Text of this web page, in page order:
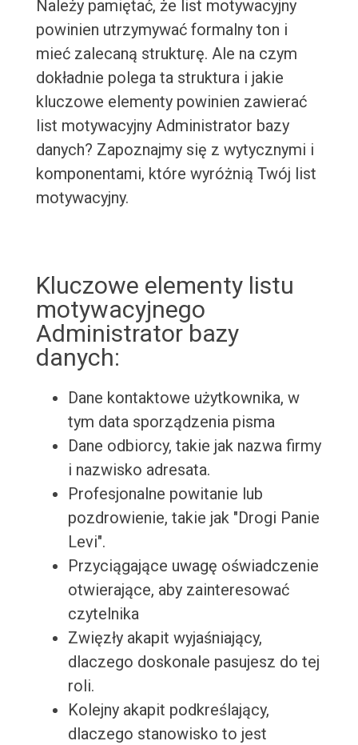
Należy pamiętać, że list motywacyjny
powinien utrzymywać formalny ton i
mieć zalecaną strukturę. Ale na czym
dokładnie polega ta struktura i jakie
kluczowe elementy powinien zawierać
list motywacyjny Administrator bazy
danych? Zapoznajmy się z wytycznymi i
komponentami, które wyróżnią Twój list
motywacyjny.
Kluczowe elementy listu
motywacyjnego
Administrator bazy
danych:
Dane kontaktowe użytkownika, w
tym data sporządzenia pisma
Dane odbiorcy, takie jak nazwa firmy
i nazwisko adresata.
Profesjonalne powitanie lub
pozdrowienie, takie jak "Drogi Panie
Levi".
Przyciągające uwagę oświadczenie
otwierające, aby zainteresować
czytelnika
Zwięzły akapit wyjaśniający,
dlaczego doskonale pasujesz do tej
roli.
Kolejny akapit podkreślający,
dlaczego stanowisko to jest